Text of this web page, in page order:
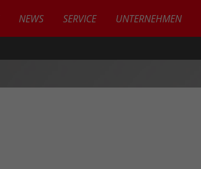
NEWS SERVICE UNTERNEHMEN